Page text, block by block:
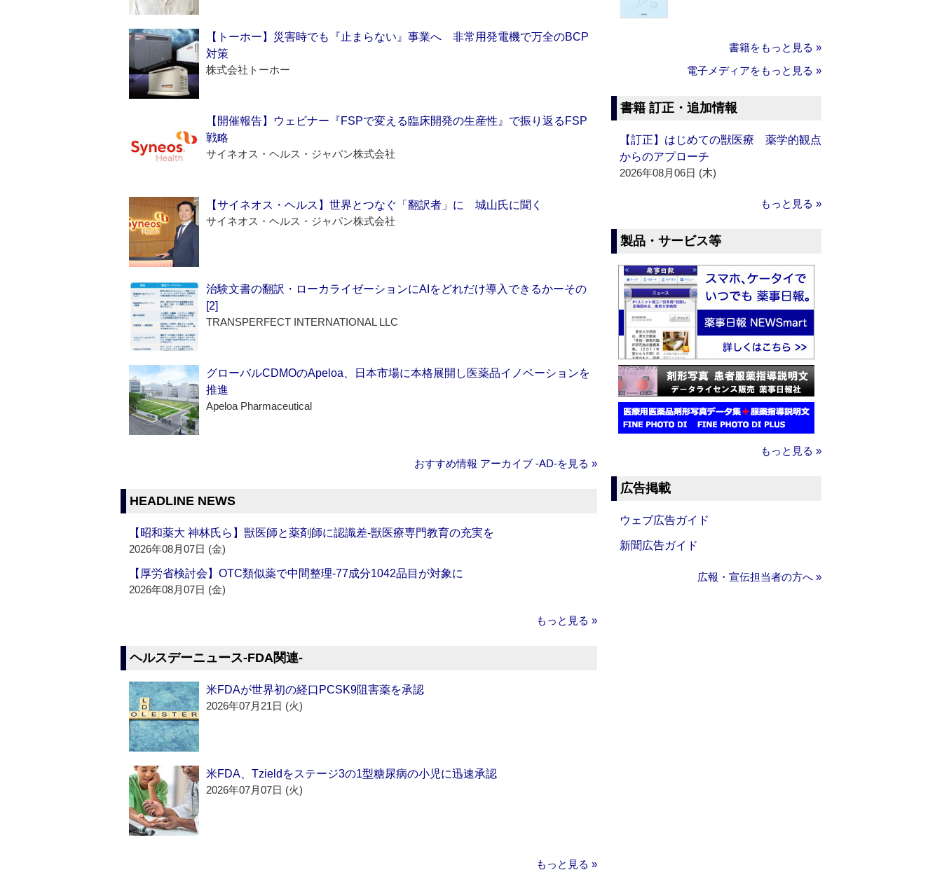
【トーホー】災害時でも『止まらない』事業へ 非常用発電機で万全のBCP
対策
株式会社トーホー
【開催報告】ウェビナー『FSPで変える臨床開発の生産性』で振り返るFSP
戦略
サイネオス・ヘルス・ジャパン株式会社
【サイネオス・ヘルス】世界とつなぐ「翻訳者」に 城山氏に聞く
サイネオス・ヘルス・ジャパン株式会社
治験文書の翻訳・ローカライゼーションにAIをどれだけ導入できるかーその
[2]
TRANSPERFECT INTERNATIONAL LLC
グローバルCDMOのApeloa、日本市場に本格展開し医薬品イノベーションを
推進
Apeloa Pharmaceutical
おすすめ情報 アーカイブ ‐AD‐を見る »
HEADLINE NEWS
【昭和薬大 神林氏ら】獣医師と薬剤師に認識差‐獣医療専門教育の充実を
2026年08月07日 (金)
【厚労省検討会】OTC類似薬で中間整理‐77成分1042品目が対象に
2026年08月07日 (金)
もっと見る »
ヘルスデーニュース‐FDA関連‐
米FDAが世界初の経口PCSK9阻害薬を承認
2026年07月21日 (火)
米FDA、Tzieldをステージ3の1型糖尿病の小児に迅速承認
2026年07月07日 (火)
もっと見る »
書籍をもっと見る »
電子メディアをもっと見る »
書籍 訂正・追加情報
【訂正】はじめての獣医療 薬学的観点
からのアプローチ
2026年08月06日 (木)
もっと見る »
製品・サービス等
もっと見る »
広告掲載
ウェブ広告ガイド
新聞広告ガイド
広報・宣伝担当者の方へ »